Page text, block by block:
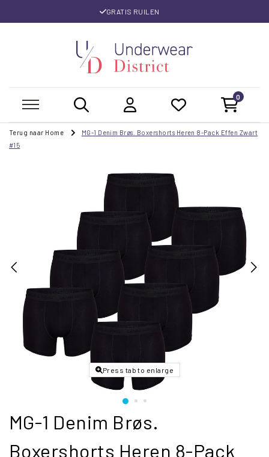
GRATIS RUILEN
0
Terug naar Home
MG-1 Denim Brøs. Boxershorts Heren 8-Pack Effen Zwart
#15
Press tab to enlarge
MG-1 Denim Brøs.
Boxershorts Heren 8-Pack